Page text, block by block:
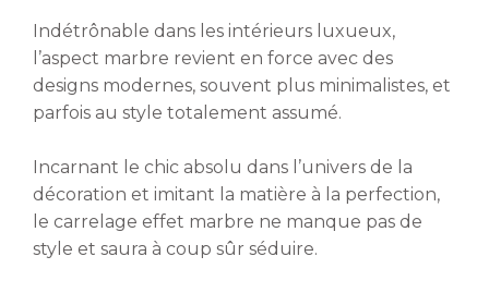
Indétrônable dans les intérieurs luxueux,
l’aspect marbre revient en force avec des
designs modernes, souvent plus minimalistes, et
parfois au style totalement assumé.
Incarnant le chic absolu dans l’univers de la
décoration et imitant la matière à la perfection,
le carrelage effet marbre ne manque pas de
style et saura à coup sûr séduire.